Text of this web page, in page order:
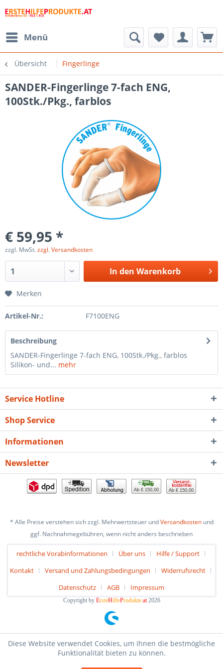
Menü
Übersicht Fingerlinge
SANDER-Fingerlinge 7-fach ENG,
100Stk./Pkg., farblos
€ 59,95 *
zzgl. MwSt.zzgl. Versandkosten
In den Warenkorb
Merken
Artikel-Nr.: F7100ENG
Beschreibung
SANDER-Fingerlinge 7-fach ENG, 100Stk./Pkg., farblos
Silikon- und... mehr
Service Hotline
Shop Service
Informationen
Newsletter
Ab € 150,00 Ab € 150,00
* Alle Preise verstehen sich zzgl. Mehrwertsteuer undVersandkostenund
ggf. Nachnahmegebühren, wenn nicht anders beschrieben
rechtliche Vorabinformationen Über uns
Hilfe / Support
Kontakt
Versand und Zahlungsbedingungen
Widerrufsrecht
Datenschutz
AGB Impressum
Copyright by ErsteHilfeProdukte.at2026
Diese Website verwendet Cookies, um Ihnen die bestmögliche
Funktionalität bieten zu können.